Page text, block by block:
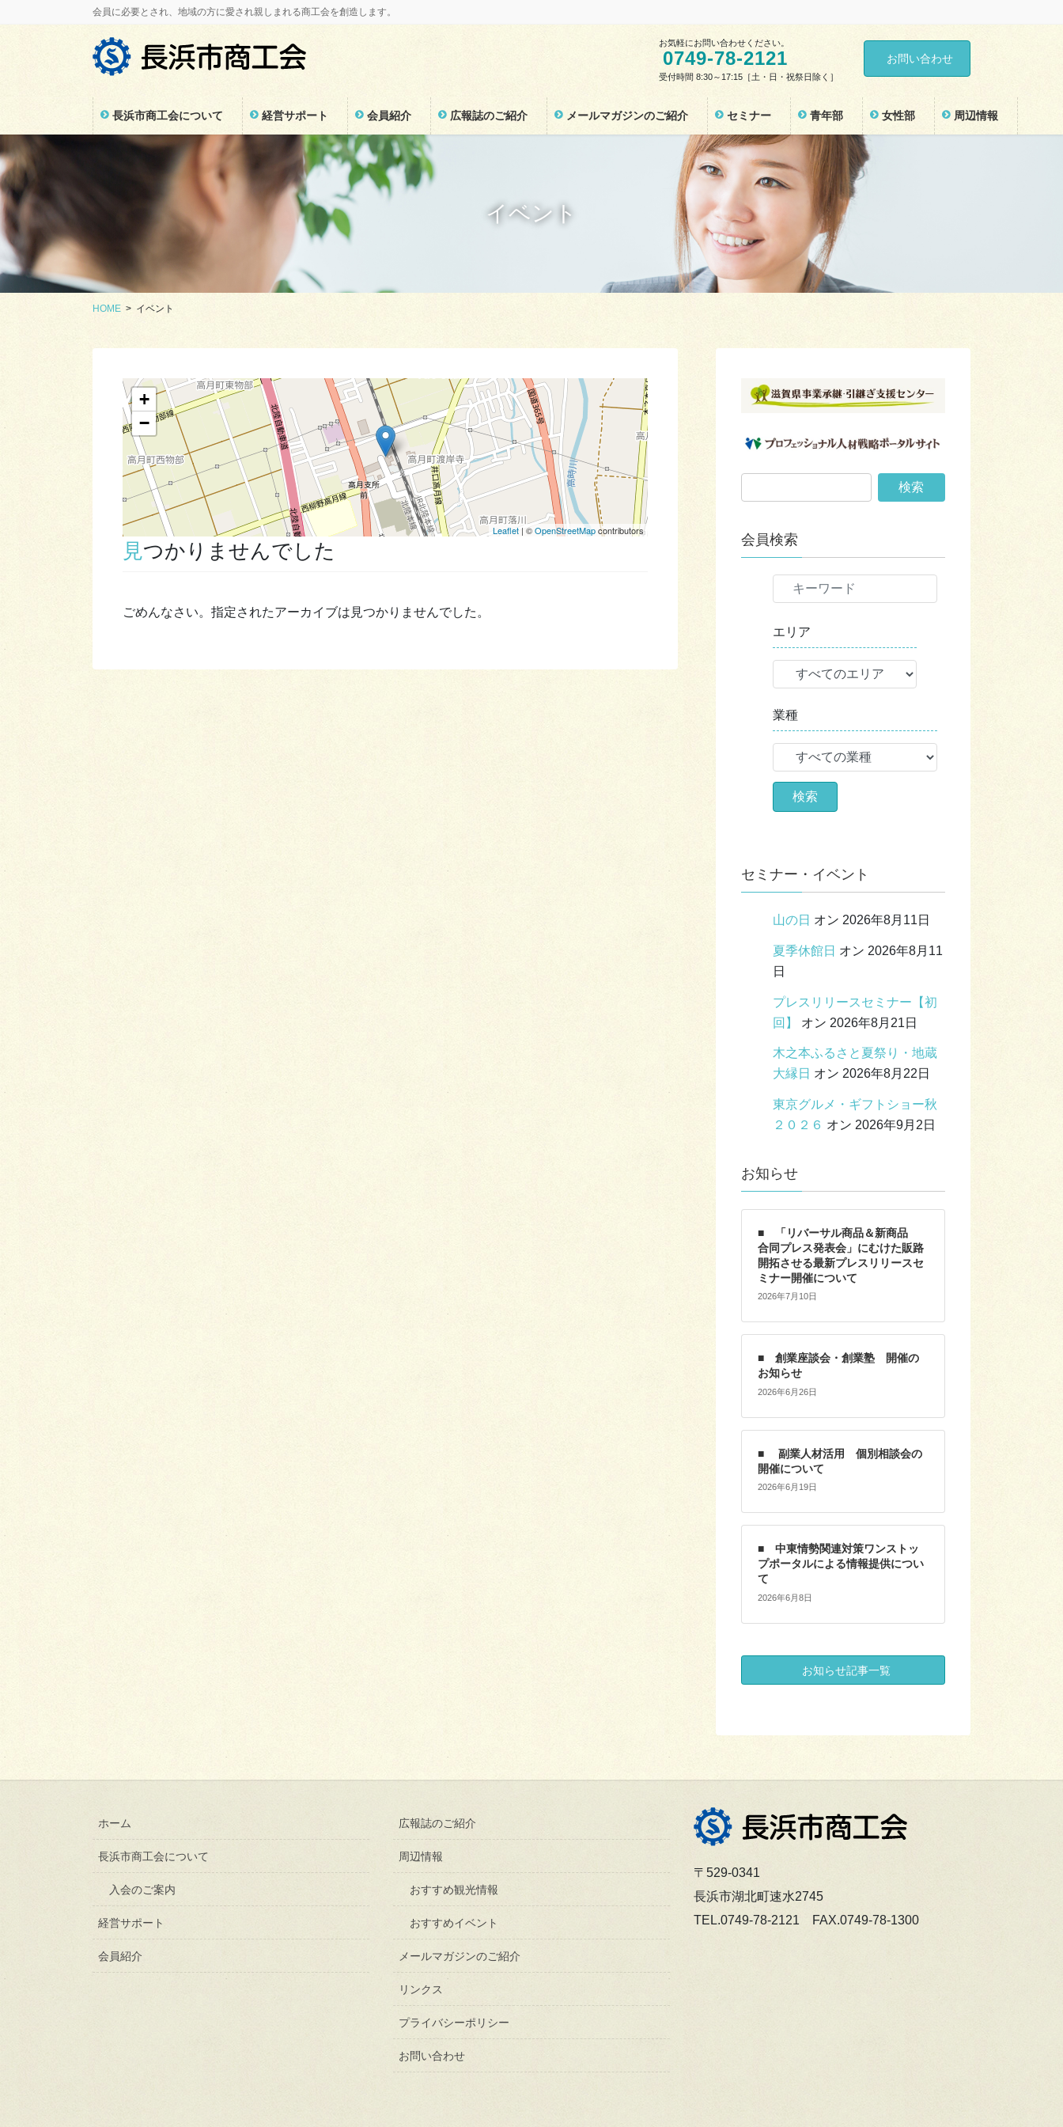
ン
ビ
移
動
会員に必要とされ、地域の方に愛され親しまれる商工会を創造します。
お気軽にお問い合わせください。
0749-78-2121
受付時間 8:30～17:15［土・日・祝祭日除く］
お問い合わせ
長浜市商工会について 経営サポート 会員紹介 広報誌のご紹介 メールマガジンのご紹介 セミナー 青年部 女性部 周辺情報
イベント
HOME イベント
+
−
Leaflet| ©OpenStreetMapcontributors
見つかりませんでした
ごめんなさい。指定されたアーカイブは見つかりませんでした。
会員検索
エリア
業種
セミナー・イベント
山の日 オン 2026年8月11日
夏季休館日 オン 2026年8月11
日
プレスリリースセミナー【初
回】
オン 2026年8月21日
木之本ふるさと夏祭り・地蔵
大縁日 オン 2026年8月22日
東京グルメ・ギフトショー秋
２０２６ オン 2026年9月2日
お知らせ
■ 「リバーサル商品＆新商品
合同プレス発表会」にむけた販路
開拓させる最新プレスリリースセ
ミナー開催について
2026年7月10日
■ 創業座談会・創業塾 開催の
お知らせ
2026年6月26日
■ 副業人材活用 個別相談会の
開催について
2026年6月19日
■ 中東情勢関連対策ワンストッ
プポータルによる情報提供につい
て
2026年6月8日
お知らせ記事一覧
ホーム
長浜市商工会について
入会のご案内
経営サポート
会員紹介
広報誌のご紹介
周辺情報
おすすめ観光情報
おすすめイベント
メールマガジンのご紹介
リンクス
プライバシーポリシー
お問い合わせ
〒529-0341
長浜市湖北町速水2745
TEL.0749-78-2121 FAX.0749-78-1300